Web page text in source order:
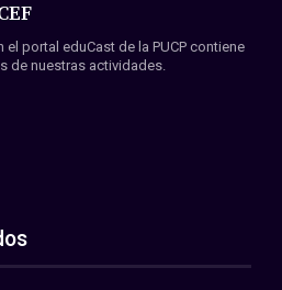
el portal eduCast de la PUCP contiene
nuestras actividades.